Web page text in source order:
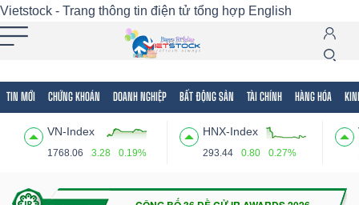
Vietstock - Trang thông tin điện tử tổng hợp English
TIN MỚI CHỨNG KHOÁN DOANH NGHIỆP BẤT ĐỘNG SẢN TÀI CHÍNH HÀNG HÓA
VN-Index
1768.06 3.28 0.19%
HNX-Index
293.44 0.80 0.27%
Tất cả Tính năng Ngành Mã chứng khoán
Tính
(-)